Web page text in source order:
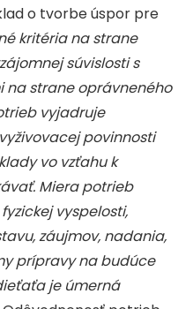
o tvorbe úspor pre
kritéria na strane
súvislosti s
strane oprávneného
vyjadruje
povinnosti
vo vzťahu k
Miera potrieb
vyspelosti,
záujmov, nadania,
prípravy na budúce
je úmerná